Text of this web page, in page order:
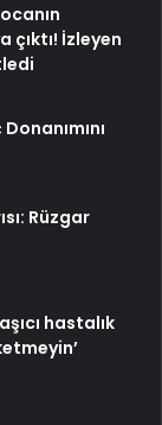
çıktı! İzleyen
Rüzgar
hastalık